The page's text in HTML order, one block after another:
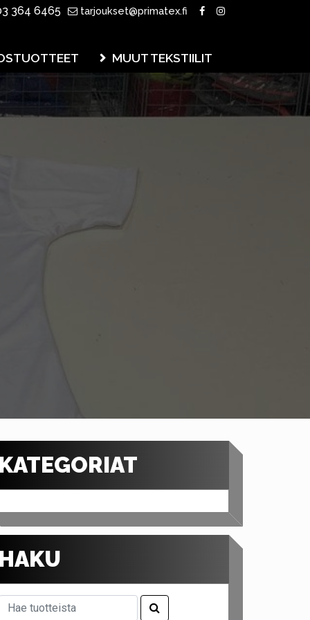
364 6465 tarjoukset@primatex.fi
MUUT TEKSTIILIT